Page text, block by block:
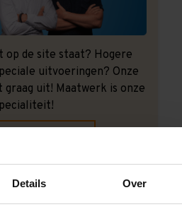
Details Over
op de site staat? Hogere
uitvoeringen? Onze
uit! Maatwerk is onze
uitbesteden?